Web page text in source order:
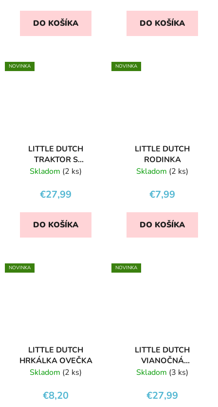
DO KOŠÍKA DO KOŠÍKA
NOVINKA
LITTLE DUTCH
TRAKTOR S
PRÍVESOM FARMA
Skladom (2 ks)
€27,99
DO KOŠÍKA
NOVINKA
LITTLE DUTCH
RODINKA
Skladom (2 ks)
€7,99
DO KOŠÍKA
NOVINKA
LITTLE DUTCH
HRKÁLKA OVEČKA
Skladom (2 ks)
€8,20
NOVINKA
LITTLE DUTCH
VIANOČNÁ
VLÁČIKOVÁ DRÁHA
Skladom (3 ks)
€27,99